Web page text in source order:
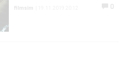
filmsim 0